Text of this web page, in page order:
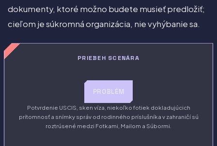
dokumenty, ktoré možno budete musieť predložiť;
cieľom je súkromná organizácia, nie vyhýbanie sa.
PRIEBEH SCENÁRA
PROBLÉM
Potvrdenie USCIS, sken víza, niekoľko fotiek dokladujúcich
prítomnosť a snímky správ od rodinného príslušníka v zahraničí sú
roztrúsené medzi Fotkami, Mailom a Súbormi.